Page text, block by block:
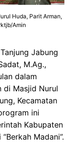
Huda, Parit Arman,
Amin
Jabung
M.Ag.,
dalam
di Masjid Nurul
Kecamatan
ini
Kabupaten
Madani”.